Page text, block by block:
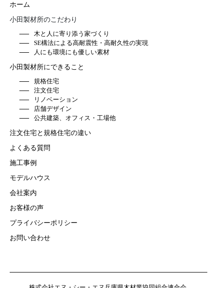
ホーム
小田製材所のこだわり
木と人に寄り添う家づくり
SE構法による高耐震性・高耐久性の実現
人にも環境にも優しい素材
小田製材所にできること
規格住宅
注文住宅
リノベーション
店舗デザイン
公共建築、オフィス・工場他
注文住宅と規格住宅の違い
よくある質問
施工事例
モデルハウス
会社案内
お客様の声
プライバシーポリシー
お問い合わせ